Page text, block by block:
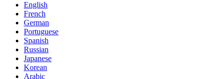
English
French
German
Portuguese
Spanish
Russian
Japanese
Korean
Arabic